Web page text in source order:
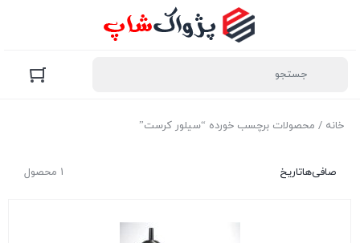
خانه / محصولات برچسب خورده “سیلور کرست”
1 محصول صافی‌هاتاریخ